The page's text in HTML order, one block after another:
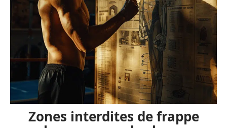
Zones interdites de frappe